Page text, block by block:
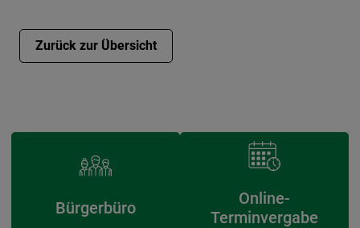
Zurück zur Übersicht
Bürgerbüro
Online-
Terminvergabe